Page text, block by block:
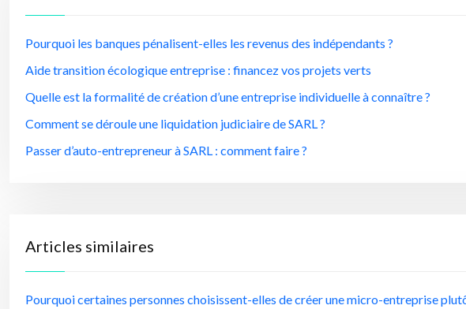
Pourquoi les banques pénalisent-elles les revenus des indépendants ?
Aide transition écologique entreprise : financez vos projets verts
Quelle est la formalité de création d’une entreprise individuelle à connaître ?
Comment se déroule une liquidation judiciaire de SARL ?
Passer d’auto-entrepreneur à SARL : comment faire ?
Articles similaires
Pourquoi certaines personnes choisissent-elles de créer une micro-entreprise